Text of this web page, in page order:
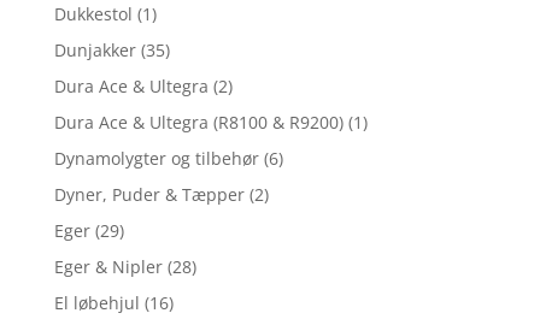
Dukkestol (1)
Dunjakker (35)
Dura Ace & Ultegra (2)
Dura Ace & Ultegra (R8100 & R9200) (1)
Dynamolygter og tilbehør (6)
Dyner, Puder & Tæpper (2)
Eger (29)
Eger & Nipler (28)
El løbehjul (16)